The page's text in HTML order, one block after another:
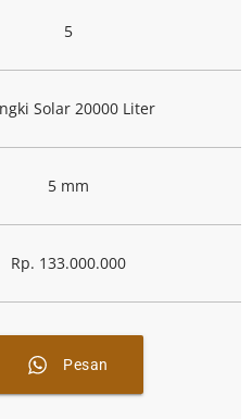
5
Solar 20000 Liter
5 mm
Rp. 133.000.000
Pesan